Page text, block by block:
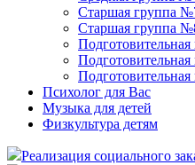
Старшая группа
Старшая группа
Психолог для Вас
Музыка для детей
Физкультура детям
Реализация социального